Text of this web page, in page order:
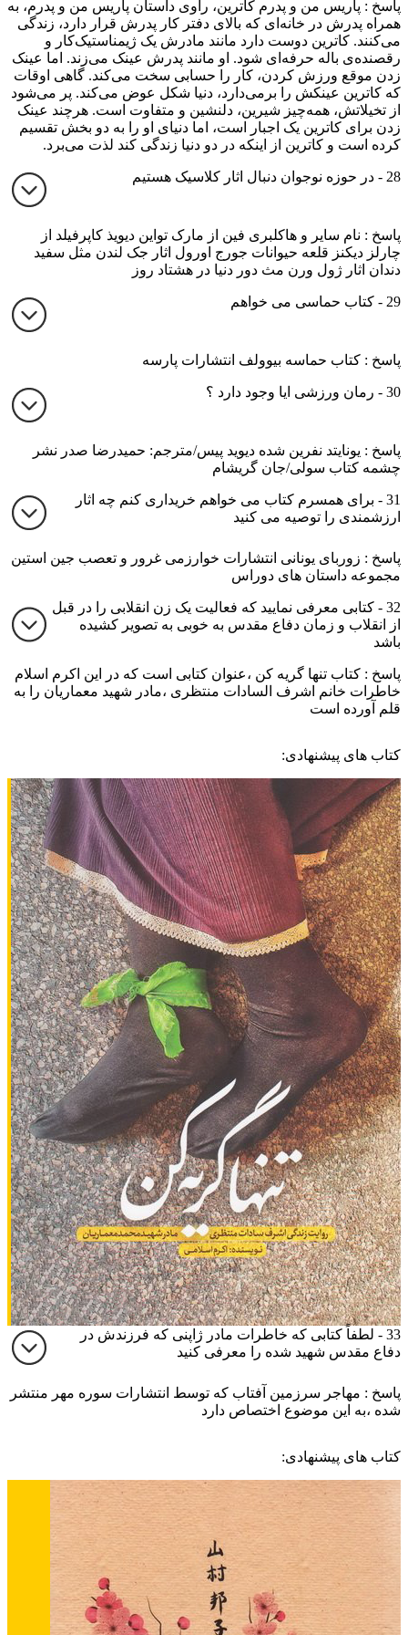
پاسخ : پاریس من و پدرم کاترین، راوی داستان پاریس من و پدرم، به
همراه پدرش در خانه‌ای که بالای دفتر کار پدرش قرار دارد، زندگی
می‌کنند. کاترین دوست دارد مانند مادرش یک ژیمناستیک‌کار و
رقصنده‌ی باله‌ حرفه‌ای شود. او مانند پدرش عینک می‌زند. اما عینک
زدن موقع ورزش کردن، کار را حسابی سخت می‌کند. گاهی اوقات
که کاترین عینکش را برمی‌دارد، دنیا شکل عوض می‌کند. پر می‌شود
از تخیلاتش، همه‌چیز شیرین، دلنشین و متفاوت است. هرچند عینک
زدن برای کاترین یک اجبار است، اما دنیای او را به دو بخش تقسیم
کرده است و کاترین از اینکه در دو دنیا زندگی کند لذت می‌برد.
28 - در حوزه نوجوان دنبال اثار کلاسیک هستیم
پاسخ : نام سایر و هاکلبری فین از مارک تواین دیویذ کاپرفیلد از
چارلز دیکنز قلعه حیوانات جورج اورول اثار جک لندن مثل سفید
دندان اثار ژول ورن مث دور دنیا در هشتاد روز
29 - کتاب حماسی می خواهم
پاسخ : کتاب حماسه بیوولف انتشارات پارسه
30 - رمان ورزشی ایا وجود دارد ؟
پاسخ : یونایتد نفرین شده دیوید پیس/مترجم: حمیدرضا صدر نشر
چشمه کتاب سولی/جان گریشام
31 - برای همسرم کتاب می خواهم خریداری کنم چه اثار
ارزشمندی را توصیه می کنید
پاسخ : زوربای یونانی انتشارات خوارزمی غرور و تعصب جین استین
مجموعه داستان های دوراس
32 - کتابی معرفی نمایید که فعالیت یک زن انقلابی را در قبل
از انقلاب و زمان دفاع مقدس به خوبی به تصویر کشیده
باشد
پاسخ : کتاب تنها گریه کن ،عنوان کتابی است که در این اکرم اسلام
خاطرات خانم اشرف السادات منتظری ،مادر شهید معماریان را به
قلم آورده است
کتاب های پیشنهادی:
33 - لطفاً کتابی که خاطرات مادر ژاپنی که فرزندش در
دفاع مقدس شهید شده را معرفی کنید
پاسخ : مهاجر سرزمین آفتاب که توسط انتشارات سوره مهر منتشر
شده ،به این موضوع اختصاص دارد
کتاب های پیشنهادی: